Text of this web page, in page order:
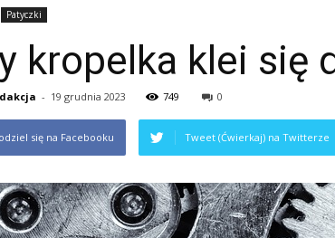
Patyczki
kropelka klei się
- 19 grudnia 2023 749 0
się na Facebooku Tweet (Ćwierkaj) na Twitterze